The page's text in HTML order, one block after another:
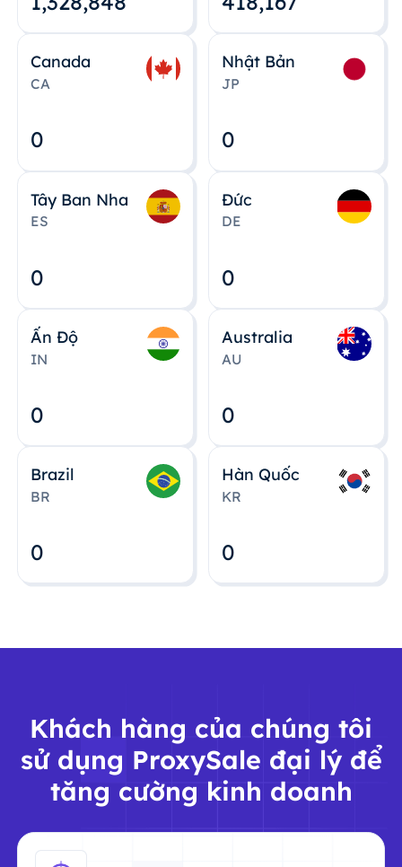
Canada
CA
0
Nhật Bản
JP
0
Tây Ban Nha
ES
0
Đức
DE
0
Ấn Độ
IN
0
Australia
AU
0
Brazil
BR
0
Hàn Quốc
KR
0
Khách hàng của chúng tôi
sử dụng ProxySale đại lý để
tăng cường kinh doanh